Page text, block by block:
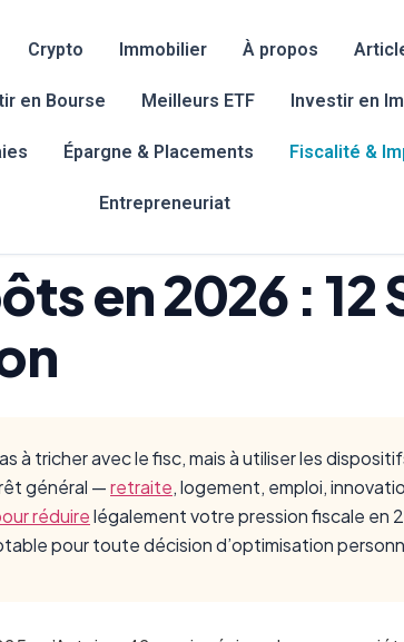
Crypto Immobilier À propos
en Bourse Meilleurs ETF Investir en
Épargne & Placements Fiscalité &
Entrepreneuriat
en 2026 :
à tricher avec le fisc, mais à utiliser les
général —retraite, logement, emploi,
réduirelégalement votre pression fiscale en
pour toute décision d’optimisation